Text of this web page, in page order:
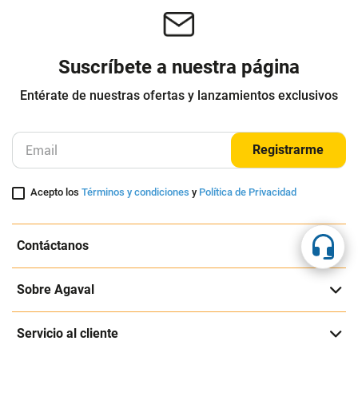
Suscríbete a nuestra página
Entérate de nuestras ofertas y lanzamientos exclusivos
Registrarme
Acepto losTérminos y condiciones y Política de Privacidad
Contáctanos
Sobre Agaval
Servicio al cliente